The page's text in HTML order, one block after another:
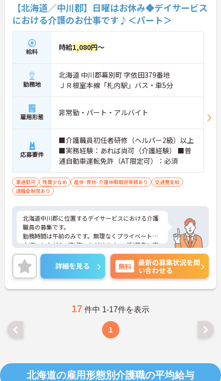
【北海道／中川郡】日曜はお休み◆デイサービス
における介護のお仕事です♪＜パート＞
給料 時給1,080円～
勤務地
北海道 中川郡幕別町 字依田379番地
ＪＲ根室本線「札内駅」バス・車5分
雇用形態 非常勤・パート・アルバイト
応募要件
■介護職員初任者研修（ヘルパー2級）以上
■実務経験：あれば尚可（介護経験） ■普
通自動車運転免許（AT限定可）：必須
車通勤可 残業少なめ 産休･育休･介護休暇取得実績あり
交通費支給
退職金制度あり
北海道中川郡に位置するデイサービスにおける介護
職員の募集です。
勤務時間は午前のみです。無理なくプライベートを
大切にしながらご勤務いただけます。ご利用者に寄
り添ってサービスの提供を行っていただける方を募
集しています。
ご興味のある方には、面接対策ポイントなど、さら
に詳細をお話しいたしますのでお気軽にご相談くだ
さい！
詳細を見る 無料
最新の募集状況を問
い合わせる
17 件中 1-17件を表示
1
北海道の雇用形態別介護職の平均給与